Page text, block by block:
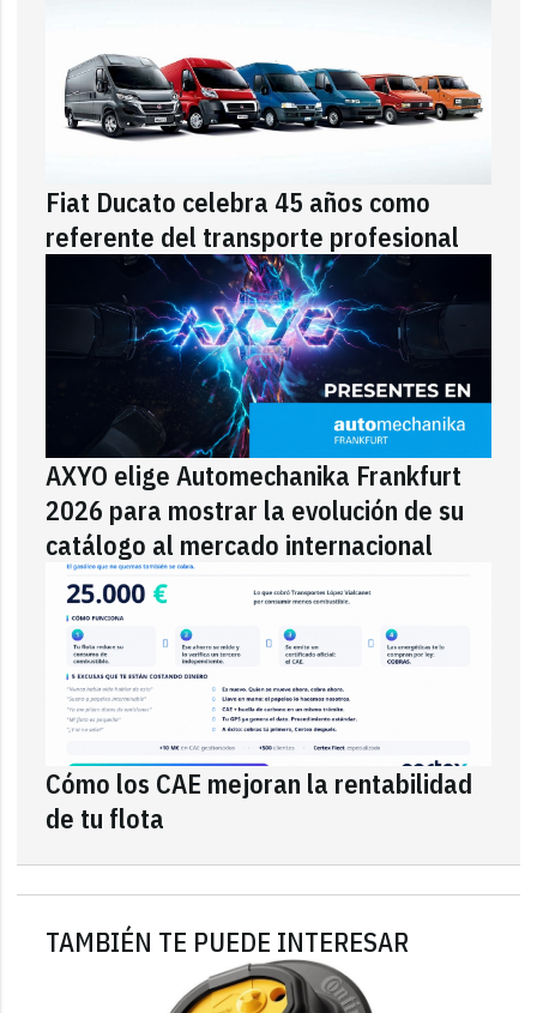
Fiat Ducato celebra 45 años como
referente del transporte profesional
AXYO elige Automechanika Frankfurt
2026 para mostrar la evolución de su
catálogo al mercado internacional
Cómo los CAE mejoran la rentabilidad
de tu flota
TAMBIÉN TE PUEDE INTERESAR